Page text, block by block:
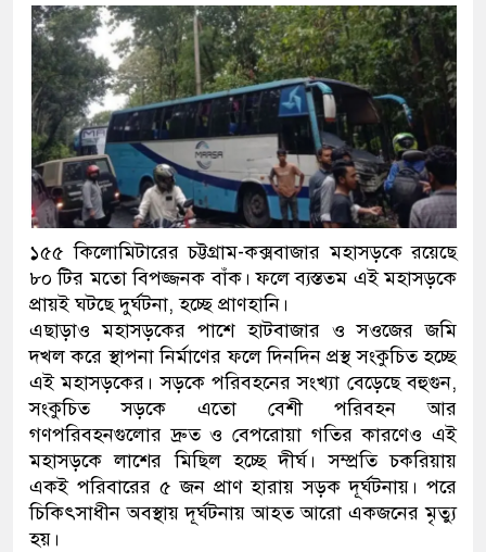
১৫৫ কিলোমিটারের চট্টগ্রাম-কক্সবাজার মহাসড়কে রয়েছে
৮০ টির মতো বিপজ্জনক বাঁক। ফলে ব্যস্ততম এই মহাসড়কে
প্রায়ই ঘটছে দুর্ঘটনা, হচ্ছে প্রাণহানি।
এছাড়াও মহাসড়কের পাশে হাটবাজার ও সওজের জমি
দখল করে স্থাপনা নির্মাণের ফলে দিনদিন প্রস্থ সংকুচিত হচ্ছে
এই মহাসড়কের। সড়কে পরিবহনের সংখ্যা বেড়েছে বহুগুন,
সংকুচিত সড়কে এতো বেশী পরিবহন আর
গণপরিবহনগুলোর দ্রুত ও বেপরোয়া গতির কারণেও এই
মহাসড়কে লাশের মিছিল হচ্ছে দীর্ঘ। সম্প্রতি চকরিয়ায়
একই পরিবারের ৫ জন প্রাণ হারায় সড়ক দূর্ঘটনায়। পরে
চিকিৎসাধীন অবস্থায় দূর্ঘটনায় আহত আরো একজনের মৃত্যু
হয়।